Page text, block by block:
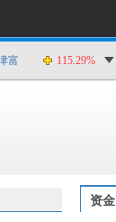
富 115.29%
资金